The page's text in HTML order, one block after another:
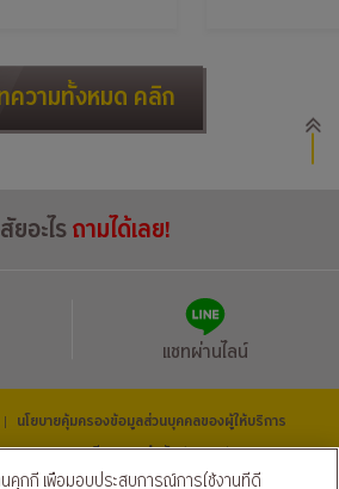
ความทั้งหมด คลิก
ยอะไรถามได้เลย!
แชทผ่านไลน์
| นโยบายคุ้มครองข้อมูลส่วนบุคคลของผู้ให้บริการ
ธนาคารกรุงศรีอยุธยา จำกัด (มหาชน) และ
แคปปิตอล ออโต้ ลีส จำกัด (มหาชน)
คุกกี้ เพื่อมอบประสบการณ์การใช้งานที่ดี